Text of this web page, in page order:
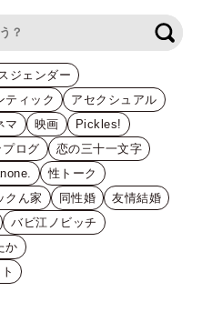
ジェンダー
ティック
アセクシュアル
マ 映画
Pickles!
プログ
恋の三十一文字
性トーク
クん家 同性婚
友情結婚
バビ江ノビッチ
か